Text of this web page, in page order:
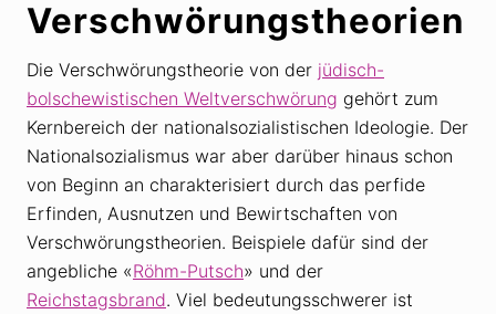
Verschwörungstheorien
Die Verschwörungstheorie von der jüdisch-
bolschewistischen Weltverschwörung gehört zum
Kernbereich der nationalsozialistischen Ideologie. Der
Nationalsozialismus war aber darüber hinaus schon
von Beginn an charakterisiert durch das perfide
Erfinden, Ausnutzen und Bewirtschaften von
Verschwörungstheorien. Beispiele dafür sind der
angebliche «Röhm-Putsch» und der
Reichstagsbrand. Viel bedeutungsschwerer ist